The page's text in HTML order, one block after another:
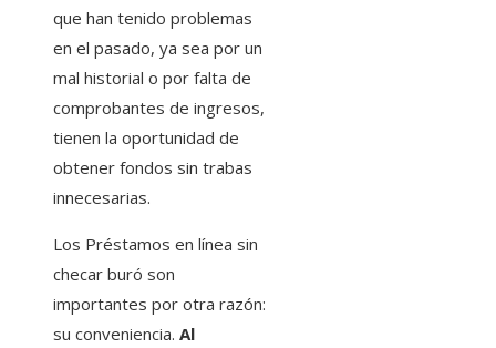
que han tenido problemas
en el pasado, ya sea por un
mal historial o por falta de
comprobantes de ingresos,
tienen la oportunidad de
obtener fondos sin trabas
innecesarias.
Los Préstamos en línea sin
checar buró son
importantes por otra razón:
su conveniencia. Al